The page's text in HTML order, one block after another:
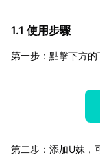
1.1 使用步驟
第一步：點擊下方的
第二步：添加U妹，